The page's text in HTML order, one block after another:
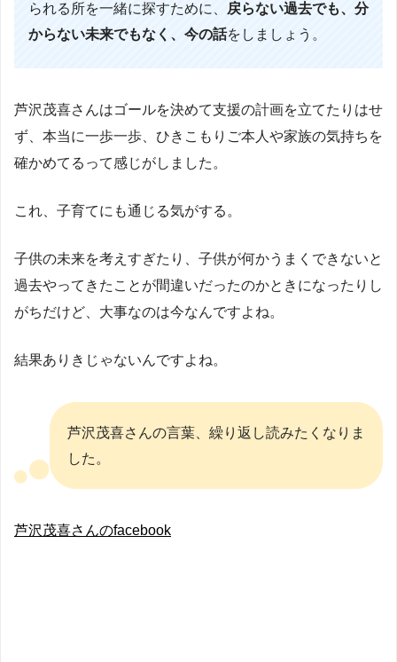
られる所を一緒に探すために、 戻らない過去でも、分
からない未来でもなく、今の話をしましょう。
芦沢茂喜さんはゴールを決めて支援の計画を立てたりはせ
ず、本当に一歩一歩、ひきこもりご本人や家族の気持ちを
確かめてるって感じがしました。
これ、子育てにも通じる気がする。
子供の未来を考えすぎたり、子供が何かうまくできないと
過去やってきたことが間違いだったのかときになったりし
がちだけど、大事なのは今なんですよね。
結果ありきじゃないんですよね。
芦沢茂喜さんの言葉、繰り返し読みたくなりま
した。
芦沢茂喜さんのfacebook